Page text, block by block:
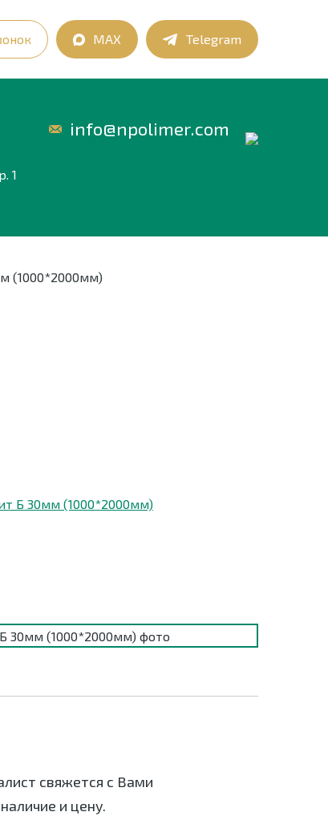
MAX Telegram
1
info@npolimer.com
(1000*2000мм)
свяжется с Вами
и цену.